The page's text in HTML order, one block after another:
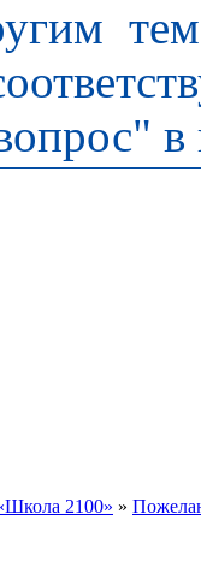
2100» »